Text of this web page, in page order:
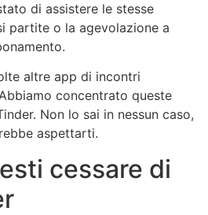
di assistere le stesse
partite o la agevolazione a
altre app di incontri
concentrato queste
Non lo sai in nessun caso,
aspettarti.
cessare di